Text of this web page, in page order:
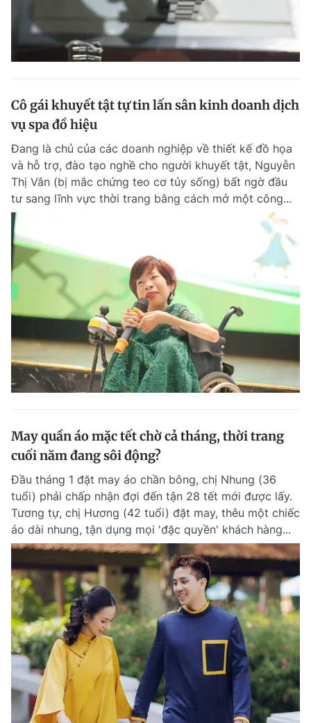
Cô gái khuyết tật tự tin lấn sân kinh doanh dịch
vụ spa đồ hiệu
Đang là chủ của các doanh nghiệp về thiết kế đồ họa
và hỗ trợ, đào tạo nghề cho người khuyết tật, Nguyễn
Thị Vân (bị mắc chứng teo cơ tủy sống) bất ngờ đầu
tư sang lĩnh vực thời trang bằng cách mở một công...
May quần áo mặc tết chờ cả tháng, thời trang
cuối năm đang sôi động?
Đầu tháng 1 đặt may áo chần bông, chị Nhung (36
tuổi) phải chấp nhận đợi đến tận 28 tết mới được lấy.
Tương tự, chị Hương (42 tuổi) đặt may, thêu một chiếc
áo dài nhung, tận dụng mọi 'đặc quyền' khách hàng...